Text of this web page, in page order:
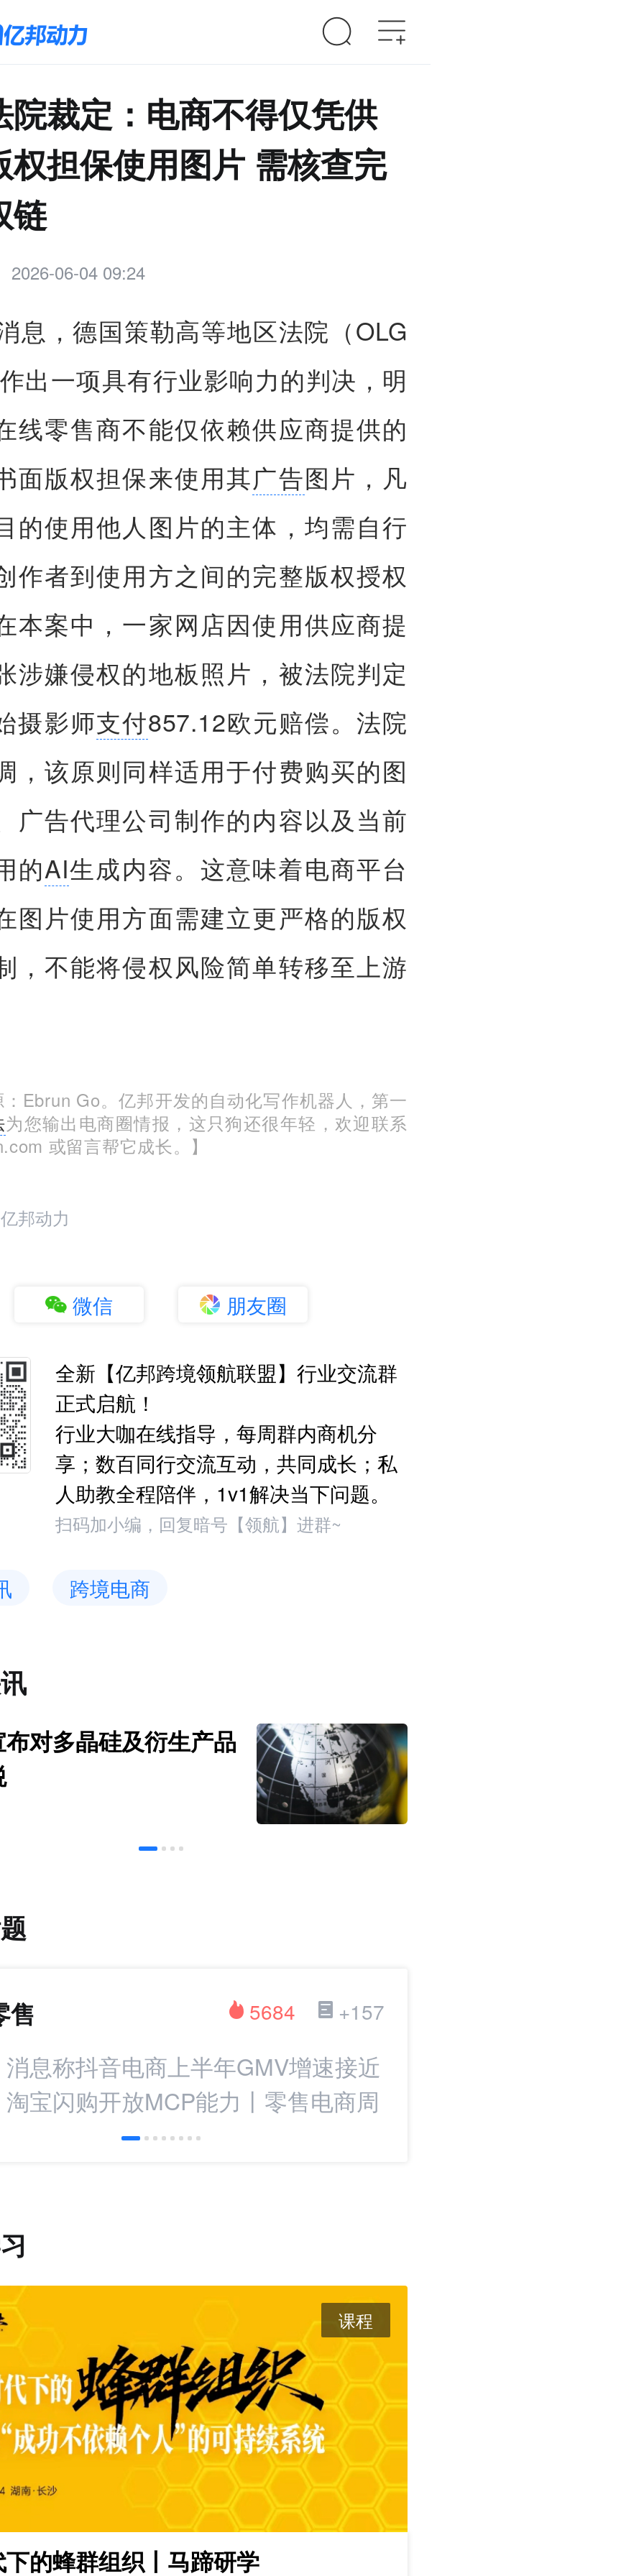
院裁定：电商不得仅凭供
权担保使用图片 需核查完
链
2026-06-04 09:24
息，德国策勒高等地区法院（OLG
出一项具有行业影响力的判决，明
线零售商不能仅依赖供应商提供的
面版权担保来使用其广告图片，凡
的使用他人图片的主体，均需自行
作者到使用方之间的完整版权授权
本案中，一家网店因使用供应商提
涉嫌侵权的地板照片，被法院判定
摄影师支付857.12欧元赔偿。法院
，该原则同样适用于付费购买的图
广告代理公司制作的内容以及当前
的AI生成内容。这意味着电商平台
图片使用方面需建立更严格的版权
，不能将侵权风险简单转移至上游
Ebrun Go。亿邦开发的自动化写作机器人，第一
为您输出电商圈情报，这只狗还很年轻，欢迎联系
或留言帮它成长。】
邦动力
微信 朋友圈
全新【亿邦跨境领航联盟】行业交流群
正式启航！
行业大咖在线指导，每周群内商机分
享；数百同行交流互动，共同成长；私
人助教全程陪伴，1v1解决当下问题。
扫码加小编，回复暗号【领航】进群~
跨境电商
对多晶硅及衍生产品
售 +157
5684
息称抖音电商上半年GMV增速接近
宝闪购开放MCP能力丨零售电商周
课程
的蜂群组织丨马蹄研学